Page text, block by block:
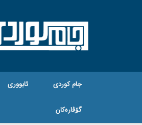
جام کوردی ئابووری
گۆڤاره‌کان